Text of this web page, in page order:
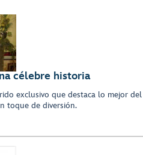
célebre historia
exclusivo que destaca lo mejor
toque de diversión.